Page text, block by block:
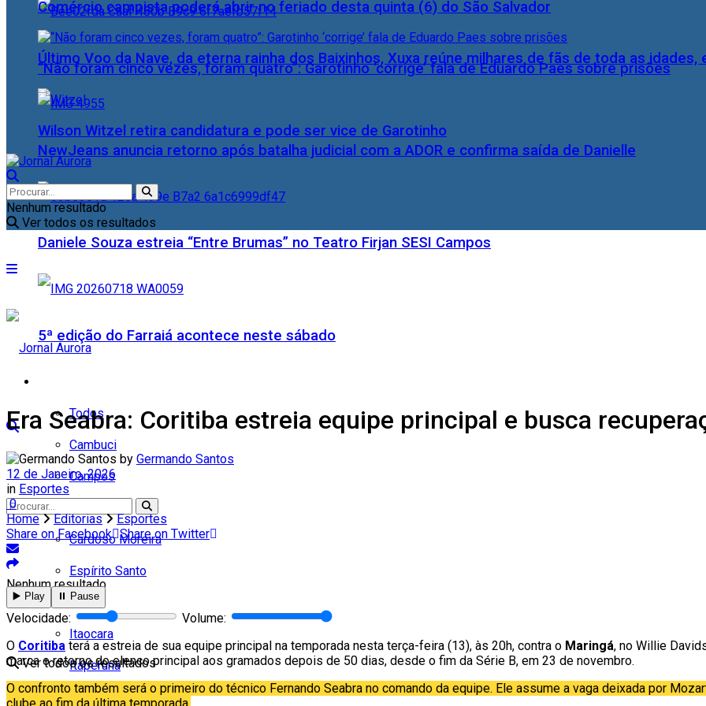
Último Voo da Nave, da eterna rainha dos Baixinhos, Xuxa reúne milhares de fãs de toda as idades,
NewJeans anuncia retorno após batalha judicial com a ADOR e confirma saída de Danielle
Daniele Souza estreia “Entre Brumas” no Teatro Firjan SESI Campos
5ª edição do Farraiá acontece neste sábado
Todos
Cambuci
Campos
Cardoso Moreira
Espírito Santo
Italva
Itaocara
Itaperuna
Macaé
Comércio campista poderá abrir no feriado desta quinta (6) do São Salvador
“Não foram cinco vezes, foram quatro”: Garotinho ‘corrige’ fala de Eduardo Paes sobre prisões
Wilson Witzel retira candidatura e pode ser vice de Garotinho
Nenhum resultado
Ver todos os resultados
Nenhum resultado
Ver todos os resultados
Era Seabra: Coritiba estreia equipe principal e busca
by Germando Santos
12 de Janeiro, 2026
in Esportes
0
Home
Editorias
Esportes
Share on Facebook Share on Twitter
▶️ Play ⏸️ Pause
Velocidade:
Volume:
O Coritiba terá a estreia de sua equipe principal na temporada nesta terça-feira (13), às 20h, contra o Maringá, no Willie
marca o retorno do elenco principal aos gramados depois de 50 dias, desde o fim da Série B, em 23 de novembro.
O confronto também será o primeiro do técnico Fernando Seabra no comando da equipe. Ele assume a vaga deixada por